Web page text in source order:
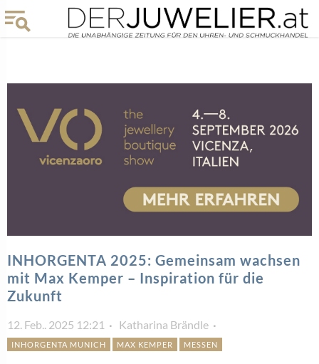
INHORGENTA 2025: Gemeinsam wachsen
mit Max Kemper – Inspiration für die
Zukunft
12. Feb.. 2025 12:21 Katharina Brändle
INHORGENTA MUNICH MAX KEMPER MESSEN